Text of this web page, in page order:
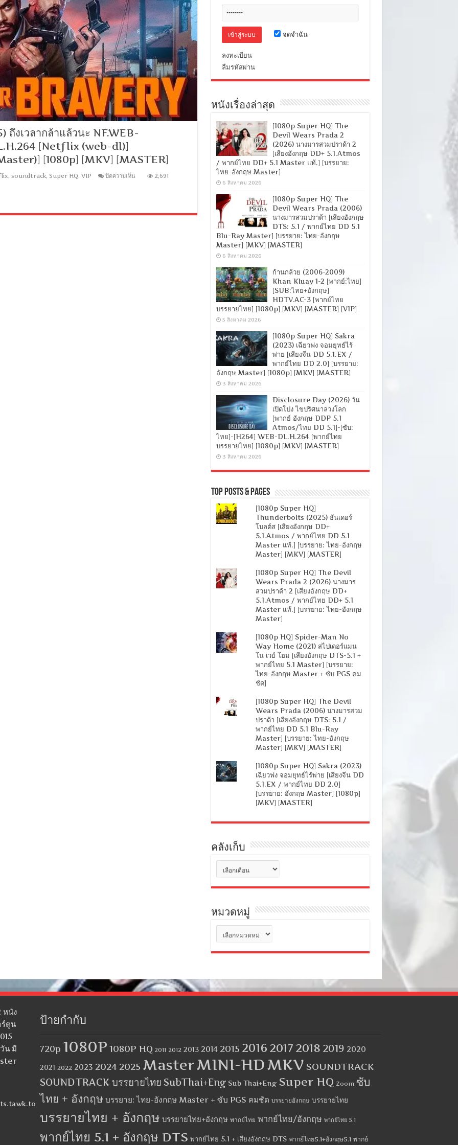
งเวลากล้าแล้วนะ NF.WEB-
[Netflix (web-dl)]
[1080p] [MKV] [MASTER]
, soundtrack, Super HQ, VIP ปิดความเห็นบน
(2025)
2,691
จดจำฉัน
ลงทะเบียน
ลืมรหัสผ่าน
หนังเรื่องล่าสุด
[1080p Super HQ] The
Devil Wears Prada 2
(2026) นางมารสวมปราด้า 2
[เสียงอังกฤษ DD+ 5.1.Atmos
/ พากย์ไทย DD+ 5.1 Master แท้.] [บรรยาย:
ไทย-อังกฤษ Master]
6 สิงหาคม 2026
[1080p Super HQ] The
Devil Wears Prada (2006)
นางมารสวมปราด้า [เสียงอังกฤษ
DTS: 5.1 / พากย์ไทย DD 5.1
Blu-Ray Master] [บรรยาย: ไทย-อังกฤษ
Master] [MKV] [MASTER]
6 สิงหาคม 2026
ก้านกล้วย (2006-2009)
Khan Kluay 1-2 [พากย์:ไทย]
[SUB:ไทย+อังกฤษ]
HDTV.AC-3 [พากย์ไทย
บรรยายไทย] [1080p] [MKV] [MASTER] [VIP]
5 สิงหาคม 2026
[1080p Super HQ] Sakra
(2023) เฉียวฟง จอมยุทธ์ไร้
พ่าย [เสียงจีน DD 5.1.EX /
พากย์ไทย DD 2.0] [บรรยาย:
อังกฤษ Master] [1080p] [MKV] [MASTER]
3 สิงหาคม 2026
Disclosure Day (2026) วัน
เปิดโปง ไขปริศนาลวงโลก
[พากย์ อังกฤษ DDP 5.1
Atmos/ไทย DD 5.1]-[ซับ:
ไทย]-[H264] WEB-DL.H.264 [พากย์ไทย
บรรยายไทย] [1080p] [MKV] [MASTER]
3 สิงหาคม 2026
Top Posts & Pages
[1080p Super HQ]
Thunderbolts (2025) ธันเดอร์
โบลต์ส [เสียงอังกฤษ DD+
5.1.Atmos / พากย์ไทย DD 5.1
Master แท้.] [บรรยาย: ไทย-อังกฤษ
Master] [MKV] [MASTER]
[1080p Super HQ] The Devil
Wears Prada 2 (2026) นางมาร
สวมปราด้า 2 [เสียงอังกฤษ DD+
5.1.Atmos / พากย์ไทย DD+ 5.1
Master แท้.] [บรรยาย: ไทย-อังกฤษ
Master]
[1080p HQ] Spider-Man No
Way Home (2021) สไปเดอร์แมน
โน เวย์ โฮม [เสียงอังกฤษ DTS-5.1 +
พากย์ไทย 5.1 Master] [บรรยาย:
ไทย-อังกฤษ Master + ซับ PGS คม
ชัด]
[1080p Super HQ] The Devil
Wears Prada (2006) นางมารสวม
ปราด้า [เสียงอังกฤษ DTS: 5.1 /
พากย์ไทย DD 5.1 Blu-Ray
Master] [บรรยาย: ไทย-อังกฤษ
Master] [MKV] [MASTER]
[1080p Super HQ] Sakra (2023)
เฉียวฟง จอมยุทธ์ไร้พ่าย [เสียงจีน DD
5.1.EX / พากย์ไทย DD 2.0]
[บรรยาย: อังกฤษ Master] [1080p]
[MKV] [MASTER]
คลังเก็บ
เก็บ
หมวดหมู่
หมู่
หนัง
ตูน
น มี
ป้ายกำกับ
720p 1080P 1080P HQ 2011 2012 2013 2014 2015 2016 2017 2018 2019 2020
2021 2022 2023 2024 2025 MasterMINI-HDMKV SOUNDTRACK
SOUNDTRACK บรรยายไทย SubThai+Eng Sub Thai+Eng Super HQ Zoom ซับ
ไทย + อังกฤษ บรรยาย: ไทย-อังกฤษ Master + ซับ PGS คมชัด บรรยายอังกฤษ บรรยายไทย
บรรยายไทย + อังกฤษ บรรยายไทย+อังกฤษ พากย์ไทย พากย์ไทย/อังกฤษ พากย์ไทย 5.1
พากย์ไทย 5.1 + อังกฤษ DTS พากย์ไทย 5.1 + เสียงอังกฤษ DTS พากย์ไทย5.1+อังกฤษ5.1 พากย์